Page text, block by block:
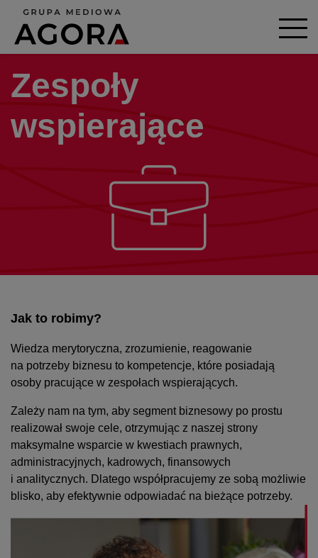
Zespoły
wspierające
Jak to robimy?
Wiedza merytoryczna, zrozumienie, reagowanie
na potrzeby biznesu to kompetencje, które posiadają
osoby pracujące w zespołach wspierających.
Zależy nam na tym, aby segment biznesowy po prostu
realizował swoje cele, otrzymując z naszej strony
maksymalne wsparcie w kwestiach prawnych,
administracyjnych, kadrowych, finansowych
i analitycznych. Dlatego współpracujemy ze sobą możliwie
blisko, aby efektywnie odpowiadać na bieżące potrzeby.